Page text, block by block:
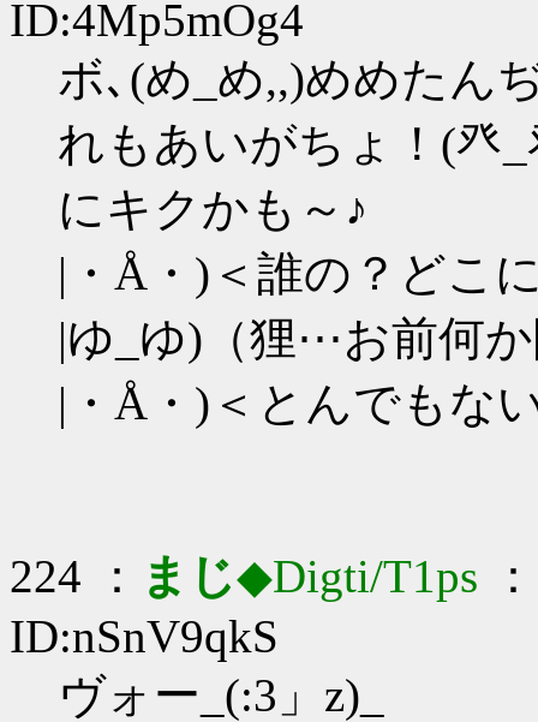
ID:4Mp5mOg4
ボ､(め_め,,)めめたん
れもあいがちょ！(癶
にキクかも～♪
|・Å・)＜誰の？どこ
|ゆ_ゆ)（狸⋯お前何
|・Å・)＜とんでもな
224 ： まじ◆Digti/T1ps
ID:nSnV9qkS
ヴォー_(:3」z)_